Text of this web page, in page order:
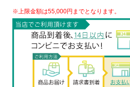
※上限金額は55,000円までとなります。